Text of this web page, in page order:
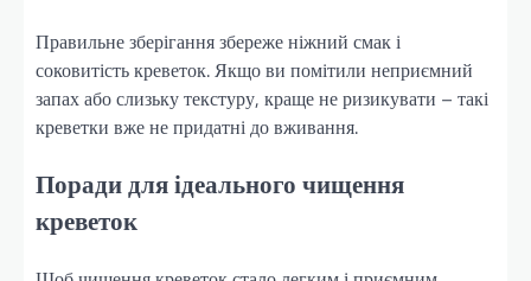
Правильне зберігання збереже ніжний смак і
соковитість креветок. Якщо ви помітили неприємний
запах або слизьку текстуру, краще не ризикувати – такі
креветки вже не придатні до вживання.
Поради для ідеального чищення
креветок